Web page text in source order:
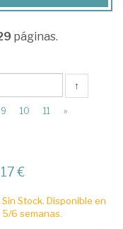
páginas.
↑
9 10 11 »
€
Sin Stock. Disponible en
5/6 semanas.